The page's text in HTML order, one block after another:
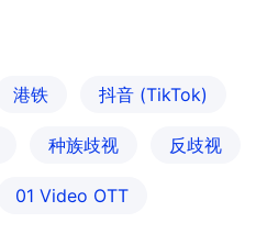
港铁 抖音 (TikTok)
种族歧视 反歧视
01‌ ‌Video‌ ‌OTT